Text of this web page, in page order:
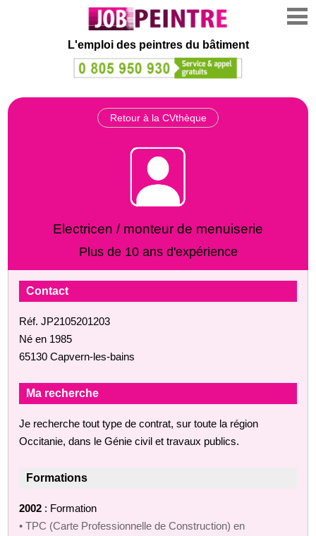
L'emploi des peintres du bâtiment
Retour à la CVthèque
Electricen / monteur de menuiserie
Plus de 10 ans d'expérience
Contact
Réf. JP2105201203
Né en 1985
65130 Capvern-les-bains
Ma recherche
Je recherche tout type de contrat, sur toute la région
Occitanie, dans le Génie civil et travaux publics.
Formations
2002 : Formation
• TPC (Carte Professionnelle de Construction) en